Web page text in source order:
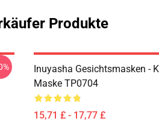
Produkte
Inuyasha Gesichtsmasken -
Maske TP0704
15,71 £ - 17,77 £